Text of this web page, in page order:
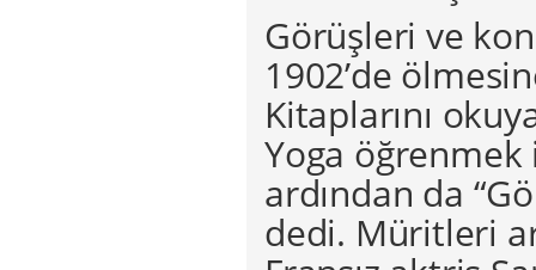
Görüşleri ve
1902’de
Kitaplarını
Yoga öğrenmek
ardından da
dedi. Müritleri